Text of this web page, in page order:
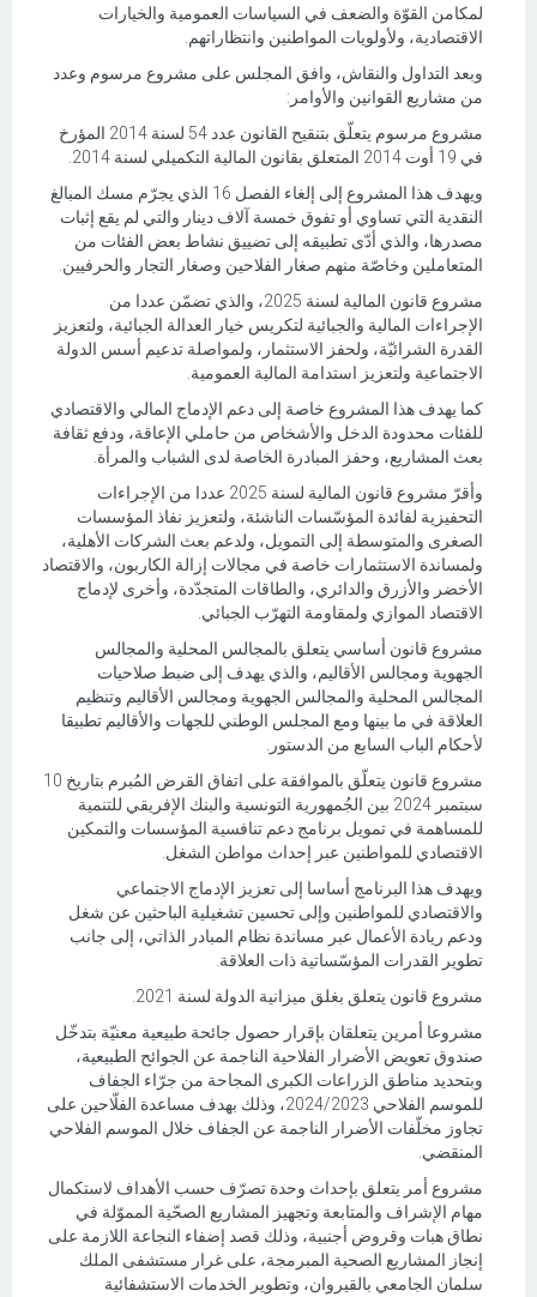
لمكامن القوّة والضعف في السياسات العمومية والخيارات
الاقتصادية، ولأولويات المواطنين وانتظاراتهم.
وبعد التداول والنقاش، وافق المجلس على مشروع مرسوم وعدد
من مشاريع القوانين والأوامر:
مشروع مرسوم يتعلّق بتنقيح القانون عدد 54 لسنة 2014 المؤرخ
في 19 أوت 2014 المتعلق بقانون المالية التكميلي لسنة 2014.
ويهدف هذا المشروع إلى إلغاء الفصل 16 الذي يجرّم مسك المبالغ
النقدية التي تساوي أو تفوق خمسة آلاف دينار والتي لم يقع إثبات
مصدرها، والذي أدّى تطبيقه إلى تضييق نشاط بعض الفئات من
المتعاملين وخاصّة منهم صغار الفلاحين وصغار التجار والحرفيين.
مشروع قانون المالية لسنة 2025، والذي تضمّن عددا من
الإجراءات المالية والجبائية لتكريس خيار العدالة الجبائية، ولتعزيز
القدرة الشرائيّة، ولحفز الاستثمار، ولمواصلة تدعيم أسس الدولة
الاجتماعية ولتعزيز استدامة المالية العمومية.
كما يهدف هذا المشروع خاصة إلى دعم الإدماج المالي والاقتصادي
للفئات محدودة الدخل والأشخاص من حاملي الإعاقة، ودفع ثقافة
بعث المشاريع، وحفز المبادرة الخاصة لدى الشباب والمرأة.
وأقرّ مشروع قانون المالية لسنة 2025 عددا من الإجراءات
التحفيزية لفائدة المؤسّسات الناشئة، ولتعزيز نفاذ المؤسسات
الصغرى والمتوسطة إلى التمويل، ولدعم بعث الشركات الأهلية،
ولمساندة الاستثمارات خاصة في مجالات إزالة الكاربون، والاقتصاد
الأخضر والأزرق والدائري، والطاقات المتجدّدة، وأخرى لإدماج
الاقتصاد الموازي ولمقاومة التهرّب الجبائي.
مشروع قانون أساسي يتعلق بالمجالس المحلية والمجالس
الجهوية ومجالس الأقاليم، والذي يهدف إلى ضبط صلاحيات
المجالس المحلية والمجالس الجهوية ومجالس الأقاليم وتنظيم
العلاقة في ما بينها ومع المجلس الوطني للجهات والأقاليم تطبيقا
لأحكام الباب السابع من الدستور.
مشروع قانون يتعلّق بالموافقة على اتفاق القرض المُبرم بتاريخ 10
سبتمبر 2024 بين الجُمهورية التونسية والبنك الإفريقي للتنمية
للمساهمة في تمويل برنامج دعم تنافسية المؤسسات والتمكين
الاقتصادي للمواطنين عبر إحداث مواطن الشغل.
ويهدف هذا البرنامج أساسا إلى تعزيز الإدماج الاجتماعي
والاقتصادي للمواطنين وإلى تحسين تشغيلية الباحثين عن شغل
ودعم ريادة الأعمال عبر مساندة نظام المبادر الذاتي، إلى جانب
تطوير القدرات المؤسّساتية ذات العلاقة.
مشروع قانون يتعلق بغلق ميزانية الدولة لسنة 2021.
مشروعا أمرين يتعلقان بإقرار حصول جائحة طبيعية معنيّة بتدخّل
صندوق تعويض الأضرار الفلاحية الناجمة عن الجوائح الطبيعية،
وبتحديد مناطق الزراعات الكبرى المجاحة من جرّاء الجفاف
للموسم الفلاحي 2024/2023، وذلك بهدف مساعدة الفلّاحين على
تجاوز مخلّفات الأضرار الناجمة عن الجفاف خلال الموسم الفلاحي
المنقضي.
مشروع أمر يتعلق بإحداث وحدة تصرّف حسب الأهداف لاستكمال
مهام الإشراف والمتابعة وتجهيز المشاريع الصحّية المموّلة في
نطاق هبات وقروض أجنبية، وذلك قصد إضفاء النجاعة اللازمة على
إنجاز المشاريع الصحية المبرمجة، على غرار مستشفى الملك
سلمان الجامعي بالقيروان، وتطوير الخدمات الاستشفائية